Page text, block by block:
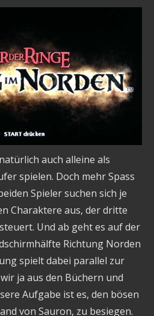
auch alleine als
spielen. Doch mehr Spass
Spieler suchen sich je
Charaktere aus, der dritte
Und ab geht es auf der
Richtung Norden
spielt dabei parallel zur
ja aus den Büchern und
Aufgabe ist es, den bösen
von Sauron, zu besiegen.